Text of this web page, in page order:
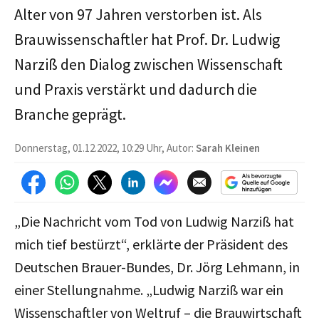
Alter von 97 Jahren verstorben ist. Als
Brauwissenschaftler hat Prof. Dr. Ludwig
Narziß den Dialog zwischen Wissenschaft
und Praxis verstärkt und dadurch die
Branche geprägt.
Donnerstag, 01.12.2022, 10:29 Uhr, Autor: Sarah Kleinen
„Die Nachricht vom Tod von Ludwig Narziß hat
mich tief bestürzt“, erklärte der Präsident des
Deutschen Brauer-Bundes, Dr. Jörg Lehmann, in
einer Stellungnahme. „Ludwig Narziß war ein
Wissenschaftler von Weltruf – die Brauwirtschaft